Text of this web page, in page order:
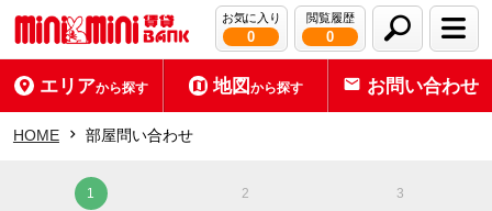
お気に入り
0
閲覧履歴
0
エリアから探す 地図から探す お問い合わせ
HOME 部屋問い合わせ